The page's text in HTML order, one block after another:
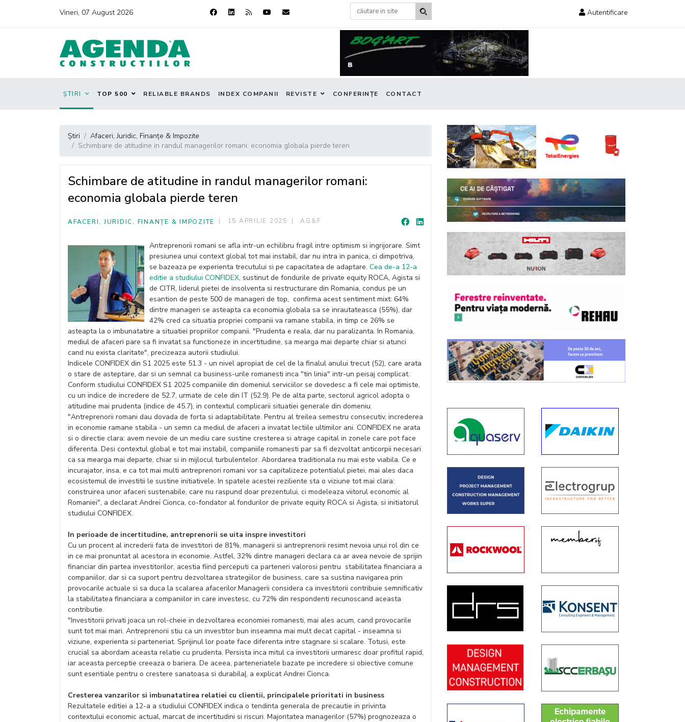
Vineri, 07 August 2026 Autentificare
ȘTIRI TOP 500 RELIABLE BRANDS INDEX COMPANII REVISTE CONFERINȚE CONTACT
Știri
Afaceri, Juridic, Finanțe & Impozite
Schimbare de atitudine in randul managerilor romani: economia globala pierde teren
Schimbare de atitudine in randul managerilor romani:
economia globala pierde teren
AFACERI, JURIDIC, FINANȚE & IMPOZITE 15 APRILIE 2025 AG&F
Antreprenorii romani se afla intr-un echilibru fragil intre optimism si ingrijorare. Simt
presiunea unui context global tot mai instabil, dar nu intra in panica, ci dimpotriva,
se bazeaza pe experienta trecutului si pe capacitatea de adaptare. Cea de-a 12-a
editie a studiului CONFIDEX, sustinut de fondurile de private equity ROCA, Agista si
de CITR, liderul pietei de insolventa si restructurare din Romania, condus pe un
esantion de peste 500 de manageri de top, confirma acest sentiment mixt: 64%
dintre manageri se asteapta ca economia globala sa se inrautateasca (55%), dar
42% cred ca situatia propriei companii va ramane stabila, in timp ce 26% se
asteapta la o imbunatatire a situatiei propriilor companii. "Prudenta e reala, dar nu paralizanta. In Romania,
mediul de afaceri pare sa fi invatat sa functioneze in incertitudine, sa mearga mai departe chiar si atunci
cand nu exista claritate", precizeaza autorii studiului.
Indicele CONFIDEX din S1 2025 este 51.3 - un nivel apropiat de cel de la finalul anului trecut (52), care arata
o stare de asteptare, dar si un semnal ca business-urile romanesti inca "tin linia" intr-un peisaj complicat.
Conform studiului CONFIDEX S1 2025 companiile din domeniul serviciilor se dovedesc a fi cele mai optimiste,
cu un indice de incredere de 52.7, urmate de cele din IT (52.9). Pe de alta parte, sectorul agricol adopta o
atitudine mai prudenta (indice de 45.7), in contextul complicarii situatiei generale din domeniu.
"Antreprenorii romani dau dovada de forta si adaptabilitate. Pentru al treilea semestru consecutiv, increderea
in economie ramane stabila - un semn ca mediul de afaceri a invatat lectiile ultimilor ani. CONFIDEX ne arata
si o directie clara: avem nevoie de un mediu care sustine cresterea si atrage capital in zonele care pot face
diferenta. Desi contextul global e tot mai instabil, companiile romanesti par sa fi dezvoltat anticorpii necesari
ca sa mearga mai departe, chiar si in mijlocul turbulentelor. Abordarea traditionala nu mai este viabila. Ce e
incurajator, insa, e ca tot mai multi antreprenori romani vor sa capitalizeze potentialul pietei, mai ales daca
ecosistemul de investitii le sustine initiativele. In spatele acestei reziliente sta o viziune tot mai clara:
construirea unor afaceri sustenabile, care nu raspund doar prezentului, ci modeleaza viitorul economic al
Romaniei", a declarat Andrei Cionca, co-fondator al fondurilor de private equity ROCA si Agista, si initiatorul
studiului CONFIDEX.
In perioade de incertitudine, antreprenorii se uita inspre investitori
Cu un procent al increderii fata de investitori de 81%, managerii si antreprenorii resimt nevoia unui rol din ce
in ce mai pronuntat al acestora in economie. Astfel, 32% dintre manageri declara ca ar avea nevoie de sprijin
financiar din partea investitorilor, acestia fiind perceputi ca parteneri valorosi pentru stabilitatea financiara a
companiilor, dar si ca suport pentru dezvoltarea strategiilor de business, care sa sustina navigarea prin
provocarile actuale si sa duca la scalarea afacerilor.Managerii considera ca investitorii contribuie semnificativ
la stabilitatea financiara a companiilor in care investesc, cu 72% din respondenti recunoscand aceasta
contributie.
"Investitorii privati joaca un rol-cheie in dezvoltarea economiei romanesti, mai ales acum, cand provocarile
sunt tot mai mari. Antreprenorii stiu ca un investitor bun inseamna mai mult decat capital - inseamna si
viziune, experienta si parteneriat. Sprijinul lor poate face diferenta intre stagnare si scalare. Totusi, este
crucial sa abordam aceasta relatie cu prudenta. Persista inca mitul ca investitorii urmaresc doar profitul rapid,
iar aceasta perceptie creeaza o bariera. De aceea, parteneriatele bazate pe incredere si obiective comune
sunt esentiale pentru o crestere sanatoasa si durabila|, a explicat Andrei Cionca.
Cresterea vanzarilor si imbunatatirea relatiei cu clientii, principalele prioritati in business
Rezultatele editiei a 12-a a studiului CONFIDEX indica o tendinta generala de precautie in privinta
contextului economic actual, marcat de incertitudini si riscuri. Majoritatea managerilor (57%) prognozeaza o